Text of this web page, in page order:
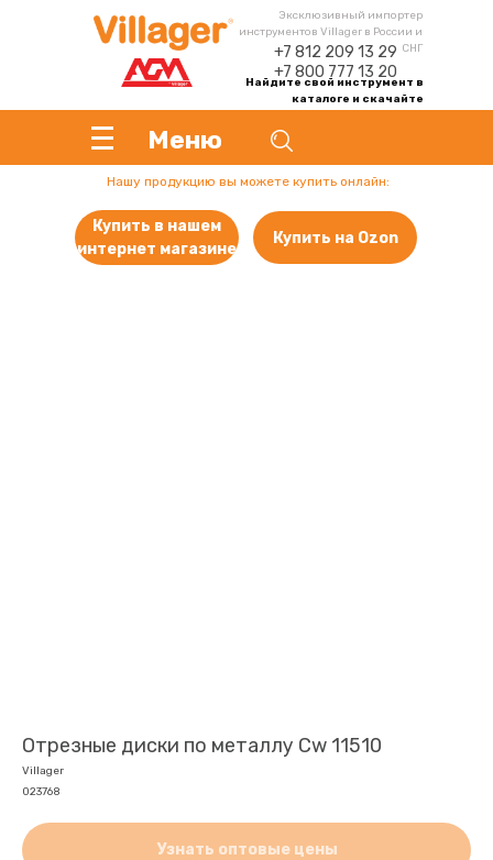
Эксклюзивный импортер
инструментов Villager в России и
СНГ
Найдите свой инструмент в
каталоге и скачайте
+7 812 209 13 29
+7 800 777 13 20
Меню
Нашу продукцию вы можете купить онлайн:
Купить в нашем
интернет магазине
Купить на Ozon
Отрезные диски по металлу Cw 11510
Villager
023768
Узнать оптовые цены